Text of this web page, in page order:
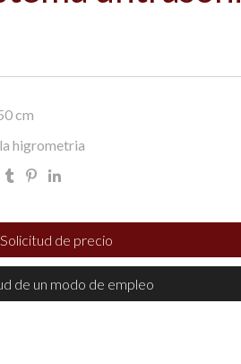
cm
higrometria
Solicitud de precio
de un modo de empleo